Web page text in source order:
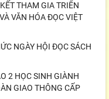
THAM GIA TRIỂN
VĂN HÓA ĐỌC VIỆT
NGÀY HỘI ĐỌC SÁCH
2 HỌC SINH GIÀNH
GIAO THÔNG CẤP